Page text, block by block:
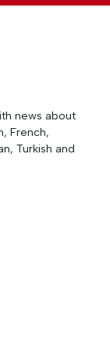
news about
French,
Turkish and